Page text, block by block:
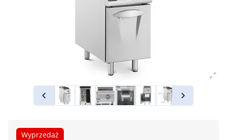
Wyprzedaż